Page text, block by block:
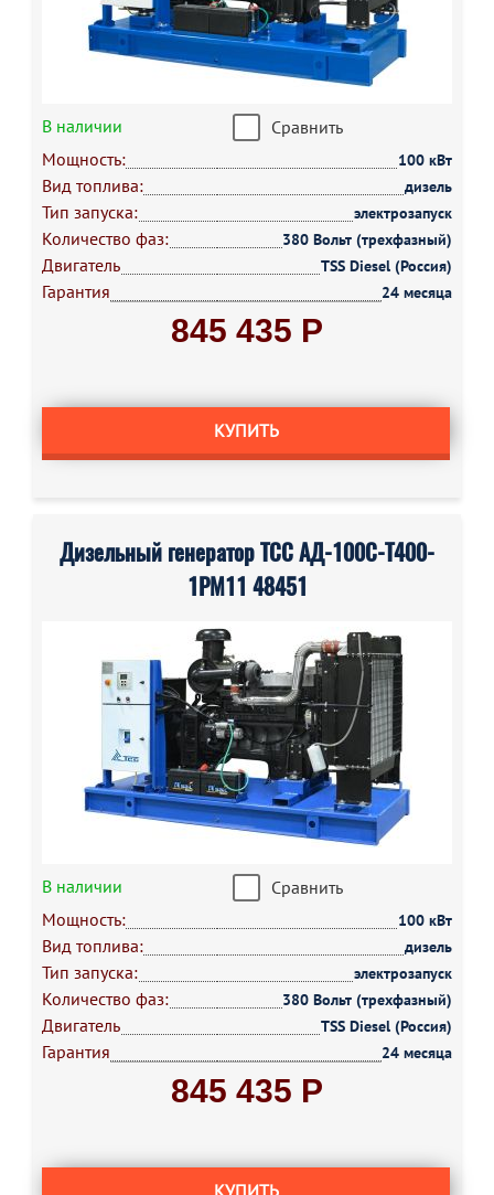
В наличии
Сравнить
Мощность:
100 кВт
Вид топлива: дизель
Тип запуска: электрозапуск
Количество фаз: 380 Вольт (трехфазный)
Двигатель TSS Diesel (Россия)
Гарантия 24 месяца
845 435 Р
КУПИТЬ
Дизельный генератор ТСС АД-100С-Т400-
1РМ11 48451
В наличии
Сравнить
Мощность:
100 кВт
Вид топлива: дизель
Тип запуска: электрозапуск
Количество фаз: 380 Вольт (трехфазный)
Двигатель TSS Diesel (Россия)
Гарантия 24 месяца
845 435 Р